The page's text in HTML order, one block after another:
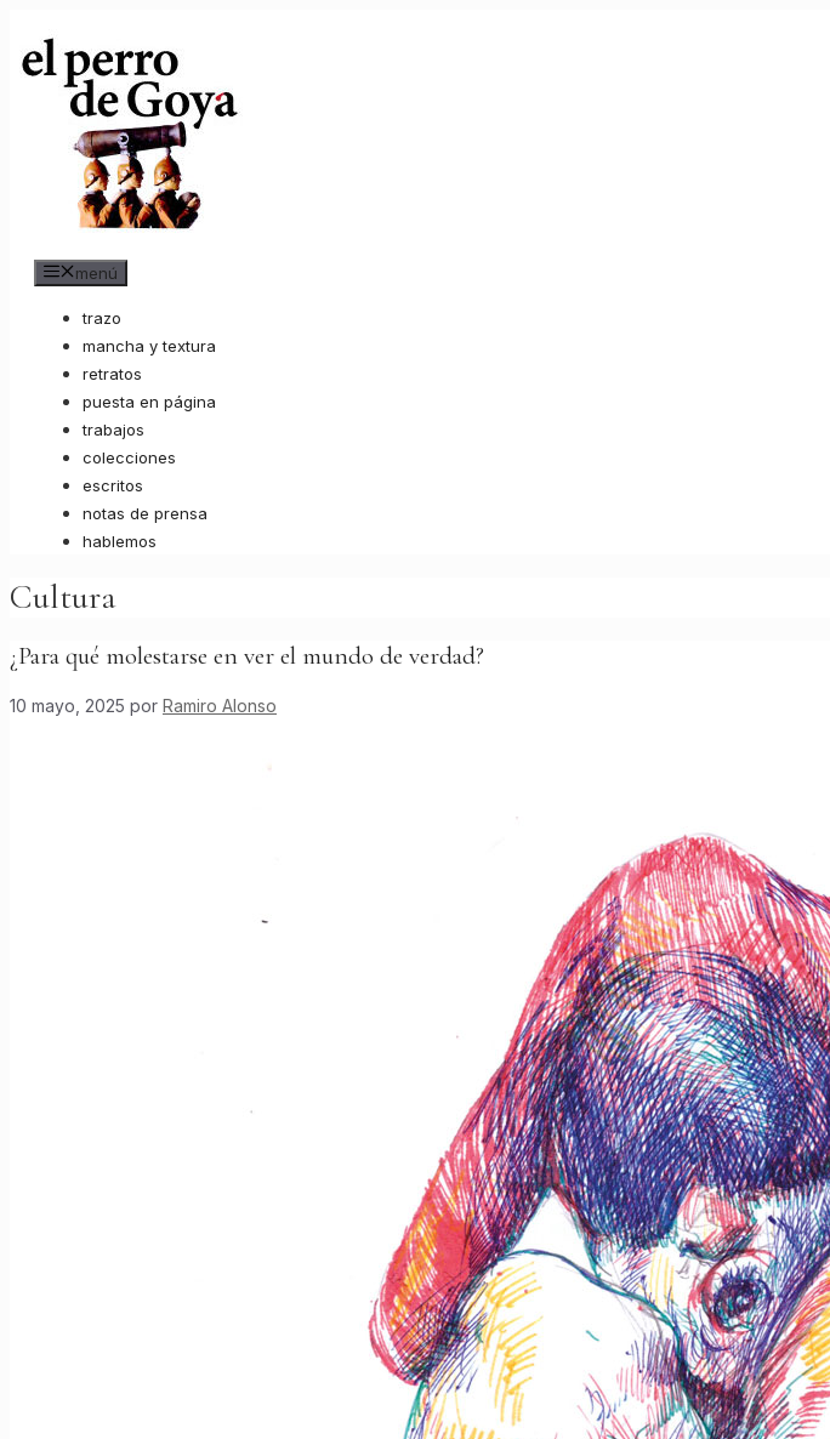
contenido
menú
trazo
mancha y textura
retratos
puesta en página
trabajos
colecciones
escritos
notas de prensa
hablemos
Cultura
¿Para qué molestarse en ver el mundo de verdad?
10 mayo, 2025 por Ramiro Alonso